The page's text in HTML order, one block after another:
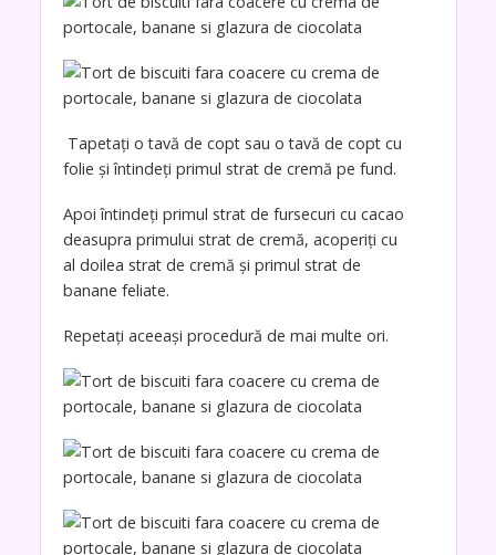
Tapetați o tavă de copt sau o tavă de copt cu
folie și întindeți primul strat de cremă pe fund.
Apoi întindeți primul strat de fursecuri cu cacao
deasupra primului strat de cremă, acoperiți cu
al doilea strat de cremă și primul strat de
banane feliate.
Repetați aceeași procedură de mai multe ori.